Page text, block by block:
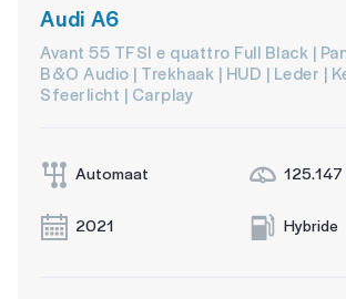
Audi A6
Avant 55 TFSI e quattro Full Black |
B&O Audio | Trekhaak | HUD | Leder |
Sfeerlicht | Carplay
Automaat 125.147
2021 Hybride